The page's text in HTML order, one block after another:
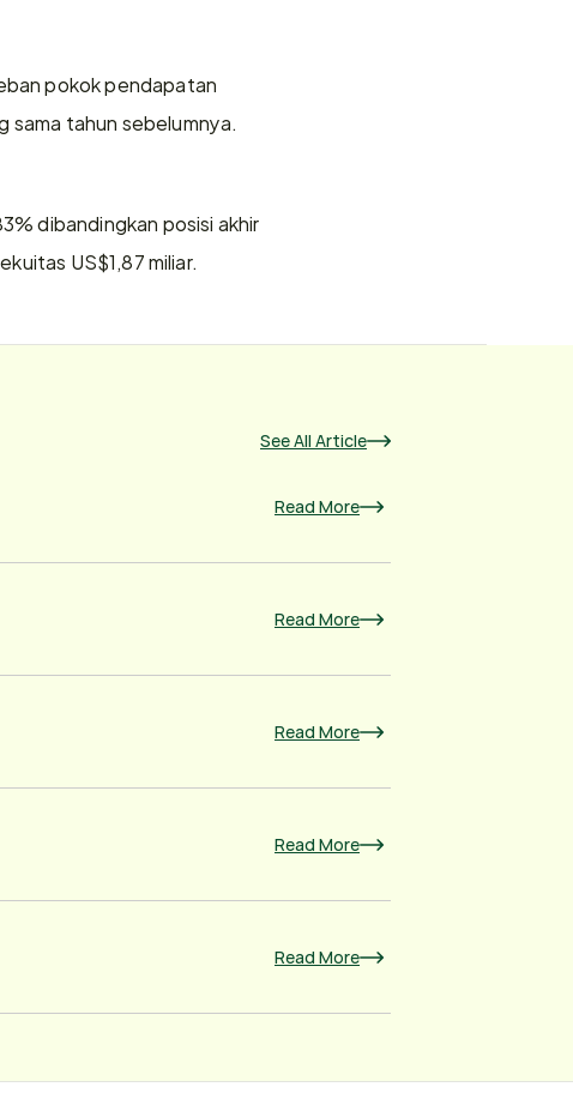
pokok pendapatan
tahun sebelumnya.
dibandingkan posisi akhir
US$1,87 miliar.
See All Article
Read More
Read More
Read More
Read More
Read More